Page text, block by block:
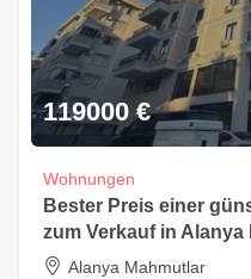
119000 €
Wohnungen
Bester Preis einer
zum Verkauf in Alanya
Alanya Mahmutlar